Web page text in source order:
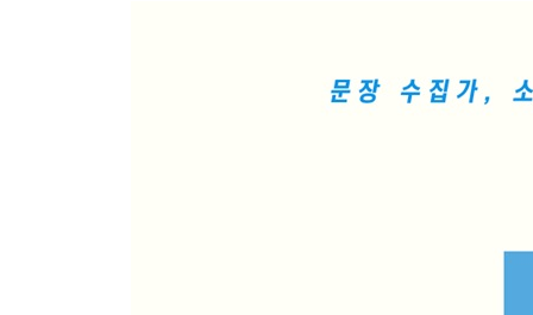
12 피할 수 없다면 받아들이자, 그게 곰팡이라도